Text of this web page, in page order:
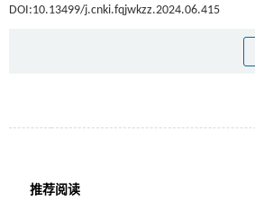
DOI:10.13499/j.cnki.fqjwkzz.2024.06.415